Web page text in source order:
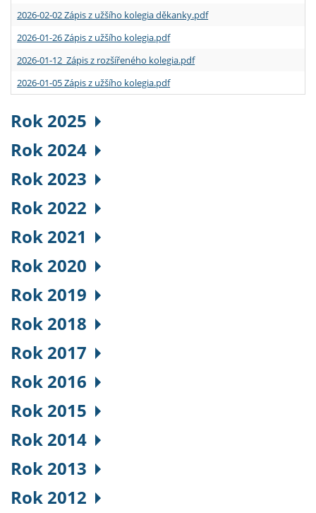
2026-02-02 Zápis z užšího kolegia děkanky.pdf
2026-01-26 Zápis z užšího kolegia.pdf
2026-01-12 Zápis z rozšířeného kolegia.pdf
2026-01-05 Zápis z užšího kolegia.pdf
Rok 2025
Rok 2024
Rok 2023
Rok 2022
Rok 2021
Rok 2020
Rok 2019
Rok 2018
Rok 2017
Rok 2016
Rok 2015
Rok 2014
Rok 2013
Rok 2012